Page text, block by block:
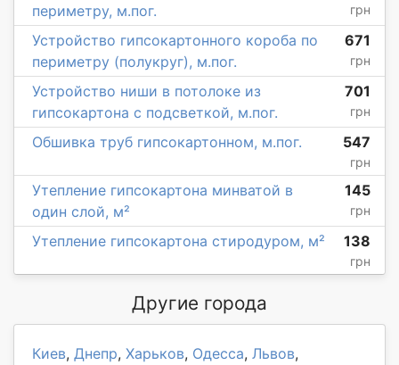
периметру, м.пог.
грн
Устройство гипсокартонного короба по
периметру (полукруг), м.пог.
671
грн
Устройство ниши в потолоке из
гипсокартона с подсветкой, м.пог.
701
грн
Обшивка труб гипсокартонном, м.пог. 547
грн
Утепление гипсокартона минватой в
один слой, м²
145
грн
Утепление гипсокартона стиродуром, м² 138
грн
Другие города
Киев, Днепр, Харьков, Одесса, Львов,